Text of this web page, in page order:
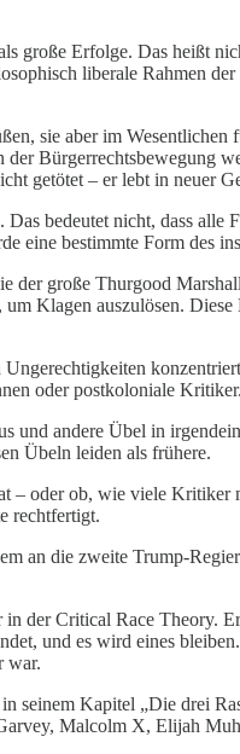
große Erfolge. Das heißt
liberale Rahmen
sie aber im
Bürgerrechtsbewegung
getötet – er lebt in neuer
bedeutet nicht, dass
eine bestimmte Form des
große Thurgood
Klagen auszulösen.
oder postkoloniale Kritiker.
und andere Übel in
Übeln leiden als frühere.
– oder ob, wie viele Kritiker
rechtfertigt.
an die zweite Trump-
der Critical Race Theory.
und es wird eines
war.
in seinem Kapitel „Die drei
Malcolm X, Elijah